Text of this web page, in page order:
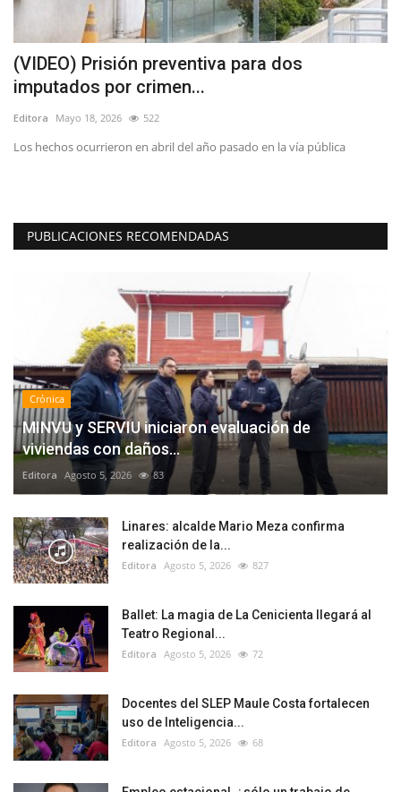
(VIDEO) Prisión preventiva para dos
imputados por crimen...
Editora Mayo 18, 2026 522
Los hechos ocurrieron en abril del año pasado en la vía pública
PUBLICACIONES RECOMENDADAS
Crónica
MINVU y SERVIU iniciaron evaluación de
viviendas con daños...
Editora Agosto 5, 2026 83
Linares: alcalde Mario Meza confirma
realización de la...
Editora Agosto 5, 2026 827
Ballet: La magia de La Cenicienta llegará al
Teatro Regional...
Editora Agosto 5, 2026 72
Docentes del SLEP Maule Costa fortalecen
uso de Inteligencia...
Editora Agosto 5, 2026 68